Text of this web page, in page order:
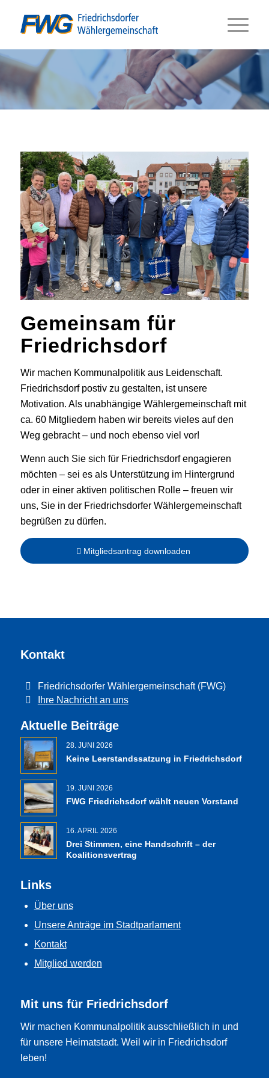
Gemeinsam für
Friedrichsdorf
Wir machen Kommunalpolitik aus Leidenschaft.
Friedrichsdorf postiv zu gestalten, ist unsere
Motivation. Als unabhängige Wählergemeinschaft mit
ca. 60 Mitgliedern haben wir bereits vieles auf den
Weg gebracht – und noch ebenso viel vor!
Wenn auch Sie sich für Friedrichsdorf engagieren
möchten – sei es als Unterstützung im Hintergrund
oder in einer aktiven politischen Rolle – freuen wir
uns, Sie in der Friedrichsdorfer Wählergemeinschaft
begrüßen zu dürfen.
Mitgliedsantrag downloaden
Kontakt
Friedrichsdorfer Wählergemeinschaft (FWG)
Ihre Nachricht an uns
Aktuelle Beiträge
28. JUNI 2026
Keine Leerstandssatzung in Friedrichsdorf
19. JUNI 2026
FWG Friedrichsdorf wählt neuen Vorstand
16. APRIL 2026
Drei Stimmen, eine Handschrift – der
Koalitionsvertrag
Links
Über uns
Unsere Anträge im Stadtparlament
Kontakt
Mitglied werden
Mit uns für Friedrichsdorf
Wir machen Kommunalpolitik ausschließlich in und
für unsere Heimatstadt. Weil wir in Friedrichsdorf
leben!